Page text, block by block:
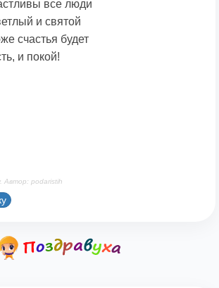
все люди
и святой
счастья будет
и покой!
Автор: podaristih